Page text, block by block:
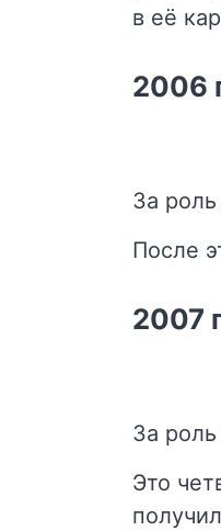
в её
2006
За
После
2007
За
Это